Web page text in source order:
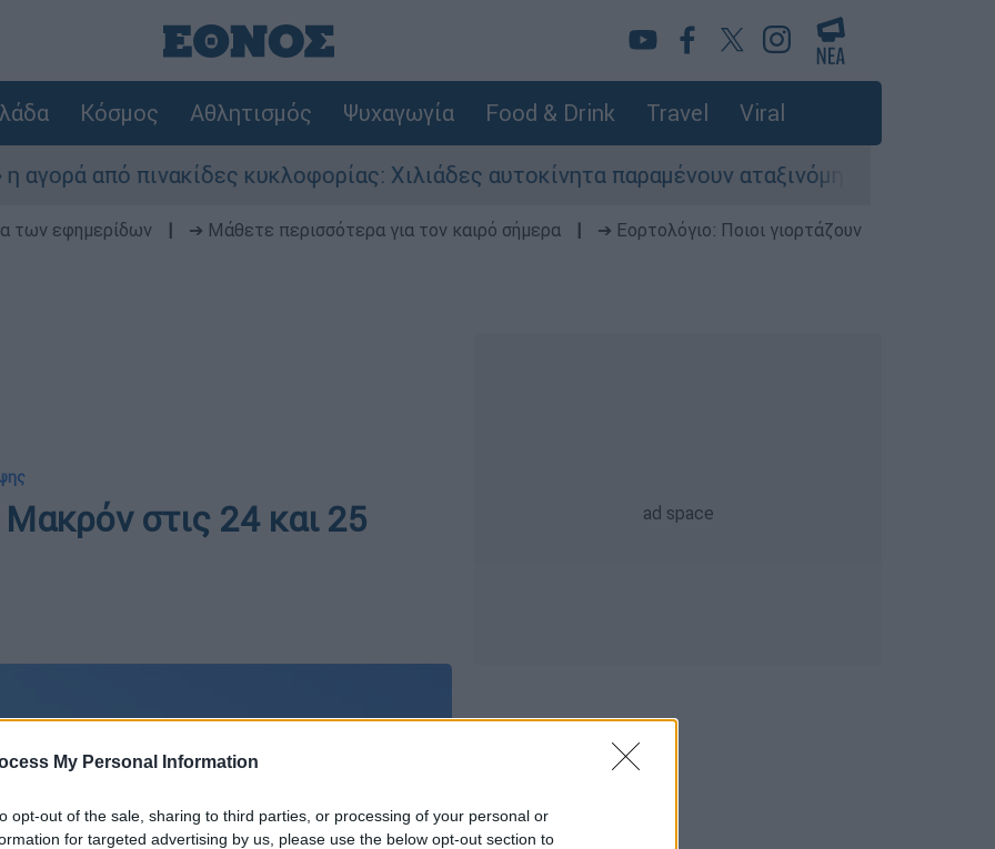
My Personal Information
opt-out of the sale, sharing to third parties, or processing of your personal or
for targeted advertising by us, please use the below opt-out section to
Κόσμος Αθλητισμός Ψυχαγωγία Food & Drink Travel Viral
από πινακίδες κυκλοφορίας: Χιλιάδες αυτοκίνητα παραμένουν αταξινόμητα - Λύση αναζητά
των εφημερίδων ➔ Μάθετε περισσότερα για τον καιρό σήμερα
➔ Εορτολόγιο: Ποιοι γιορτάζουν
στις 24 και 25